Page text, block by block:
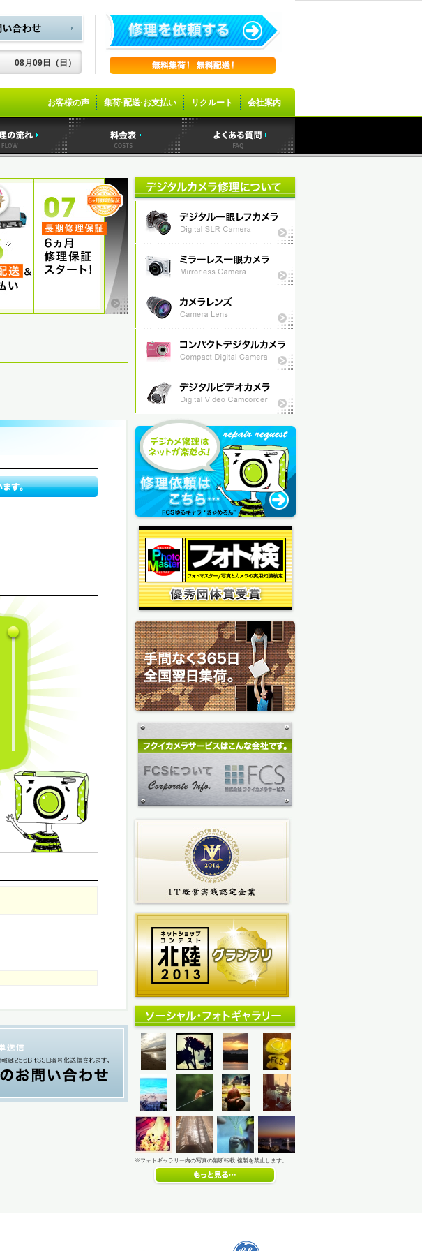
08月09日（日）
会社案内
リクルート
集荷·配送·お支払い
お客様の声
※フォトギャラリー内の写真の無断転載·複製を禁止します。